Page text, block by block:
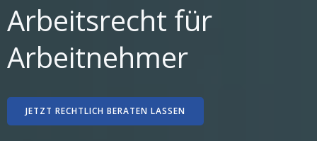
Arbeitsrecht für
Arbeitnehmer
JETZT RECHTLICH BERATEN LASSEN